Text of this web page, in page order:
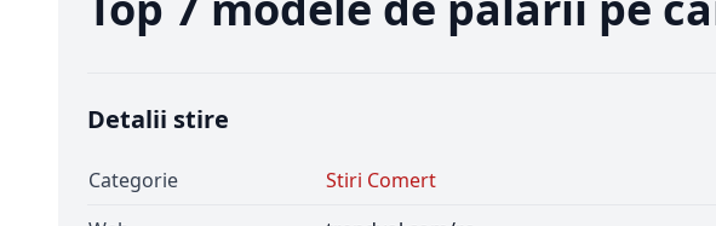
Detalii stire
Categorie
Stiri Comert